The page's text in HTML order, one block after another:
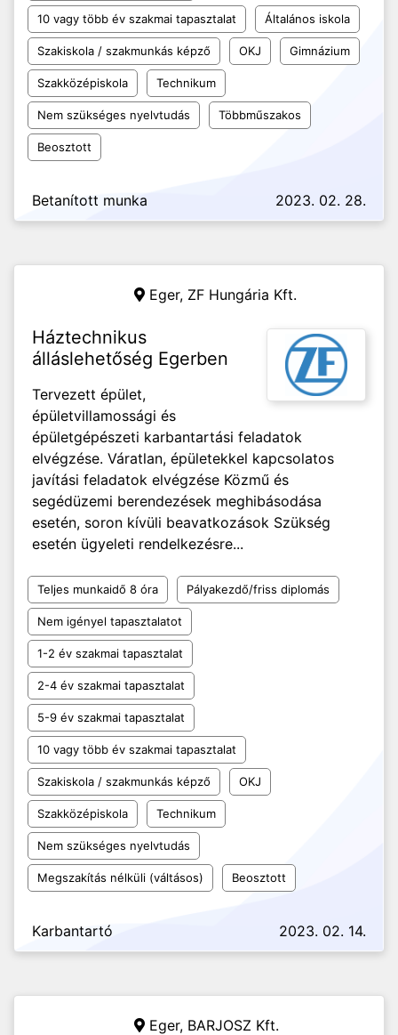
10 vagy több év szakmai tapasztalat Általános iskola
Szakiskola / szakmunkás képző OKJ Gimnázium
Szakközépiskola Technikum
Nem szükséges nyelvtudás Többműszakos
Beosztott
Betanított munka 2023. 02. 28.
Eger, ZF Hungária Kft.
Háztechnikus
álláslehetőség Egerben
Tervezett épület,
épületvillamossági és
épületgépészeti karbantartási feladatok
elvégzése. Váratlan, épületekkel kapcsolatos
javítási feladatok elvégzése Közmű és
segédüzemi berendezések meghibásodása
esetén, soron kívüli beavatkozások Szükség
esetén ügyeleti rendelkezésre...
Teljes munkaidő 8 óra Pályakezdő/friss diplomás
Nem igényel tapasztalatot
1-2 év szakmai tapasztalat
2-4 év szakmai tapasztalat
5-9 év szakmai tapasztalat
10 vagy több év szakmai tapasztalat
Szakiskola / szakmunkás képző OKJ
Szakközépiskola Technikum
Nem szükséges nyelvtudás
Megszakítás nélküli (váltásos) Beosztott
Karbantartó 2023. 02. 14.
Eger, BARJOSZ Kft.